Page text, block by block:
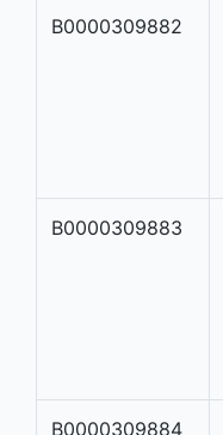
B0000309882
B0000309883
B0000309884